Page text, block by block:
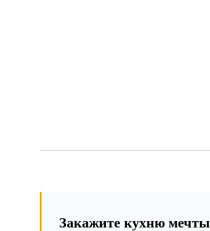
Закажите кухню мечты